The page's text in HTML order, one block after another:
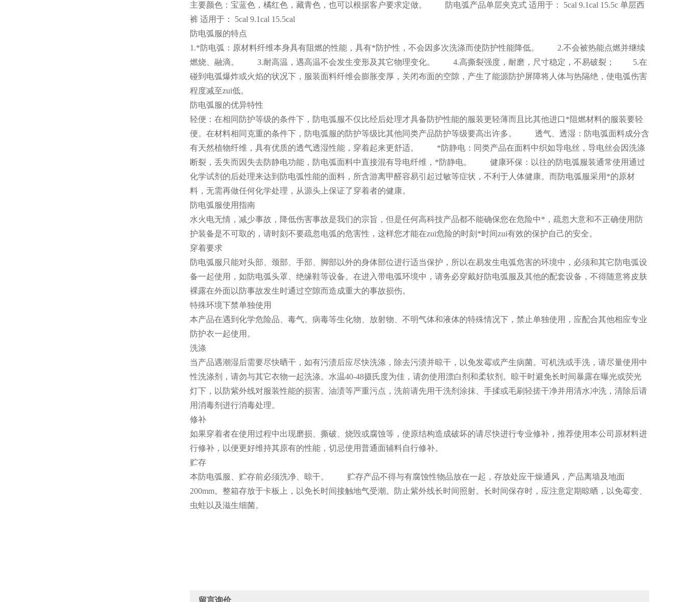
主要颜色：宝蓝色，橘红色，藏青色，也可以根据客户要求定做。 防电弧产品单层夹克式 适用于： 5cal 9.1cal 15.5c 单层西
裤 适用于： 5cal 9.1cal 15.5cal
防电弧服的特点
1.*防电弧：原材料纤维本身具有阻燃的性能，具有*防护性，不会因多次洗涤而使防护性能降低。 2.不会被热能点燃并继续
燃烧、融滴。 3.耐高温，遇高温不会发生变形及其它物理变化。 4.高撕裂强度，耐磨，尺寸稳定，不易破裂； 5.在
碰到电弧爆炸或火焰的状况下，服装面料纤维会膨胀变厚，关闭布面的空隙，产生了能源防护屏障将人体与热隔绝，使电弧伤害
程度减至zui低。
防电弧服的优异特性
轻便：在相同防护等级的条件下，防电弧服不仅比经后处理才具备防护性能的服装更轻薄而且比其他进口*阻燃材料的服装要轻
便。在材料相同克重的条件下，防电弧服的防护等级比其他同类产品防护等级要高出许多。 透气、透湿：防电弧面料成分含
有天然植物纤维，具有优质的透气透湿性能，穿着起来更舒适。 *防静电：同类产品在面料中织如导电丝，导电丝会因洗涤
断裂，丢失而因失去防静电功能，防电弧面料中直接混有导电纤维，*防静电。 健康环保：以往的防电弧服装通常使用通过
化学试剂的后处理来达到防电弧性能的面料，所含游离甲醛容易引起过敏等症状，不利于人体健康。而防电弧服采用*的原材
料，无需再做任何化学处理，从源头上保证了穿着者的健康。
防电弧服使用指南
水火电无情，减少事故，降低伤害事故是我们的宗旨，但是任何高科技产品都不能确保您在危险中*，疏忽大意和不正确使用防
护装备是不可取的，请时刻不要疏忽电弧的危害性，这样您才能在zui危险的时刻*时间zui有效的保护自己的安全。
穿着要求
防电弧服只能对头部、颈部、手部、脚部以外的身体部位进行适当保护，所以在易发生电弧危害的环境中，必须和其它防电弧设
备一起使用，如防电弧头罩、绝缘鞋等设备。在进入带电弧环境中，请务必穿戴好防电弧服及其他的配套设备，不得随意将皮肤
裸露在外面以防事故发生时通过空隙而造成重大的事故损伤。
特殊环境下禁单独使用
本产品在遇到化学危险品、毒气、病毒等生化物、放射物、不明气体和液体的特殊情况下，禁止单独使用，应配合其他相应专业
防护衣一起使用。
洗涤
当产品遇潮湿后需要尽快晒干，如有污渍后应尽快洗涤，除去污渍并晾干，以免发霉或产生病菌。可机洗或手洗，请尽量使用中
性洗涤剂，请勿与其它衣物一起洗涤。水温40-48摄氏度为佳，请勿使用漂白剂和柔软剂。晾干时避免长时间暴露在曝光或荧光
灯下，以防紫外线对服装性能的损害。油渍等严重污点，洗前请先用干洗剂涂抹、手揉或毛刷轻搓干净并用清水冲洗，清除后请
用消毒剂进行消毒处理。
修补
如果穿着者在使用过程中出现磨损、撕破、烧毁或腐蚀等，使原结构造成破坏的请尽快进行专业修补，推荐使用本公司原材料进
行修补，以便更好维持其原有的性能，切忌使用普通面辅料自行修补。
贮存
本防电弧服、贮存前必须洗净、晾干。 贮存产品不得与有腐蚀性物品放在一起，存放处应干燥通风，产品离墙及地面
200mm。整箱存放于卡板上，以免长时间接触地气受潮。防止紫外线长时间照射。长时间保存时，应注意定期晾晒，以免霉变、
虫蛀以及滋生细菌。
留言询价